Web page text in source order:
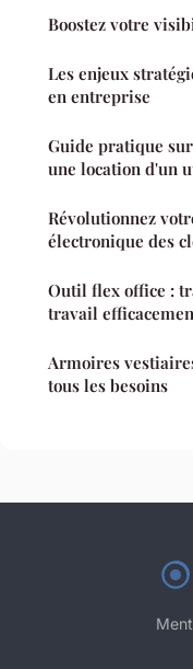
Boostez votre
Les enjeux
en entreprise
Guide pratique
une location d'un
Révolutionnez
électronique des
Outil flex office :
travail
Armoires
tous les besoins